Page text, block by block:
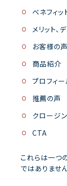
ベネフィッ
メリット、
お客様の声
商品紹介
プロフィー
推薦の声
クロージ
CTA
これらは一つ
ではありません